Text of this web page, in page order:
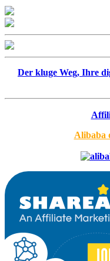
Der kluge Weg, Ihre
Alibaba